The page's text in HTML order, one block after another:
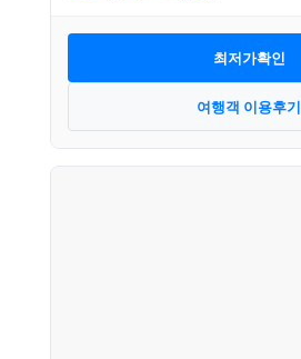
최저가확인
여행객 이용후기